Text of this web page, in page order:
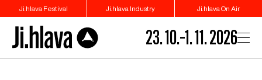
Ji.hlava Festival Ji.hlava Industry Ji.hlava On Air
23. 10.–1. 11. 2026